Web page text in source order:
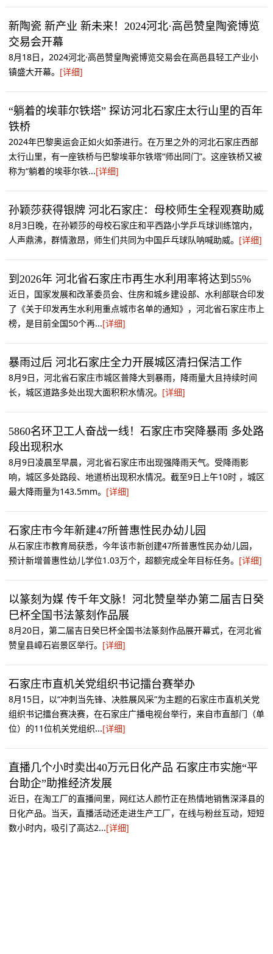
新陶瓷 新产业 新未来！2024河北·高邑赞皇陶瓷博览
交易会开幕
8月18日，2024河北·高邑赞皇陶瓷博览交易会在高邑县轻工产业小
镇盛大开幕。 [详细]
“躺着的埃菲尔铁塔” 探访河北石家庄太行山里的百年
铁桥
2024年巴黎奥运会正如火如荼进行。在万里之外的河北石家庄西部
太行山里，有一座铁桥与巴黎埃菲尔铁塔“师出同门”。这座铁桥又被
称为“躺着的埃菲尔铁...[详细]
孙颖莎获得银牌 河北石家庄：母校师生全程观赛助威
8月3日晚，在孙颖莎的母校石家庄和平西路小学乒乓球训练馆内，
人声鼎沸，群情激昂，师生们共同为中国乒乓球队呐喊助威。 [详细]
到2026年 河北省石家庄市再生水利用率将达到55%
近日，国家发展和改革委员会、住房和城乡建设部、水利部联合印发
了《关于印发再生水利用重点城市名单的通知》，河北省石家庄市上
榜，是目前全国50个再...[详细]
暴雨过后 河北石家庄全力开展城区清扫保洁工作
8月9日，河北省石家庄市城区普降大到暴雨，降雨量大且持续时间
长，城区道路多处出现大面积积水情况。 [详细]
5860名环卫工人奋战一线！石家庄市突降暴雨 多处路
段出现积水
8月9日凌晨至早晨，河北省石家庄市出现强降雨天气。受降雨影
响，城区多处路段、地道桥出现积水情况。截至9日上午10时 ，城区
最大降雨量为143.5mm。 [详细]
石家庄市今年新建47所普惠性民办幼儿园
从石家庄市教育局获悉，今年该市新创建47所普惠性民办幼儿园，
预计新增普惠性幼儿学位1.03万个，超额完成全年目标任务。 [详细]
以篆刻为媒 传千年文脉！河北赞皇举办第二届吉日癸
巳杯全国书法篆刻作品展
8月20日，第二届吉日癸巳杯全国书法篆刻作品展开幕式，在河北省
赞皇县嶂石岩景区举行。 [详细]
石家庄市直机关党组织书记擂台赛举办
8月15日，以“冲刺当先锋、决胜展风采”为主题的石家庄市直机关党
组织书记擂台赛决赛，在石家庄广播电视台举行，来自市直部门（单
位）的11位机关党组织...[详细]
直播几个小时卖出40万元日化产品 石家庄市实施“平
台助企”助推经济发展
近日，在淘工厂的直播间里，网红达人颜竹正在热情地销售深泽县的
日化产品。当天，直播活动还走进生产工厂，在线与粉丝互动，短短
数小时内，吸引了高达2...[详细]